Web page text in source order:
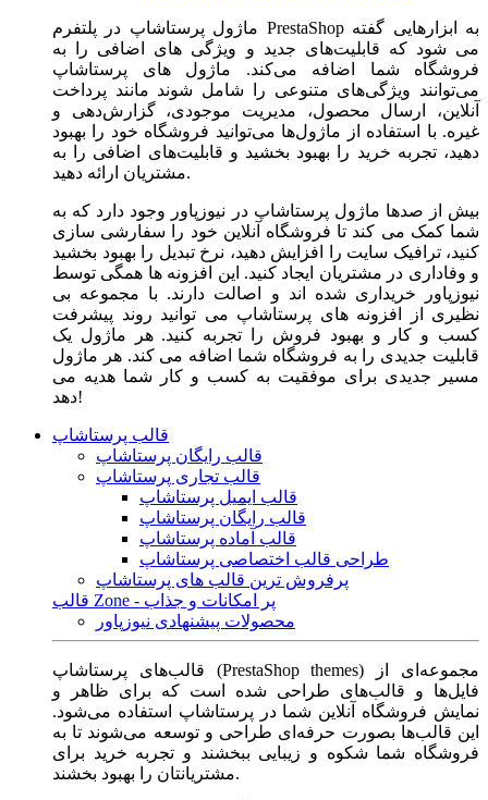
ماژول‌ پرستاشاپ در پلتفرم PrestaShop به ابزارهایی گفته
می شود که قابلیت‌های جدید و ویژگی های اضافی را به
فروشگاه شما اضافه می‌کند. ماژول های پرستاشاپ
می‌توانند ویژگی‌های متنوعی را شامل شوند مانند پرداخت
آنلاین، ارسال محصول، مدیریت موجودی، گزارش‌دهی و
غیره. با استفاده از ماژول‌ها می‌توانید فروشگاه خود را بهبود
دهید، تجربه خرید را بهبود بخشید و قابلیت‌های اضافی را به
مشتریان ارائه دهید.
بیش از صدها ماژول پرستاشاپ در نیوزپاور وجود دارد که به
شما کمک می کند تا فروشگاه آنلاین خود را سفارشی سازی
کنید، ترافیک سایت را افزایش دهید، نرخ تبدیل را بهبود بخشید
و وفاداری در مشتریان ایجاد کنید. این افزونه ها همگی توسط
نیوزپاور خریداری شده اند و اصالت دارند. با مجموعه بی
نظیری از افزونه های پرستاشاپ می توانید روند پیشرفت
کسب و کار و بهبود فروش را تجربه کنید. هر ماژول یک
قابلیت جدیدی را به فروشگاه شما اضافه می کند. هر ماژول
مسیر جدیدی برای موفقیت به کسب و کار شما هدیه می
دهد!
قالب پرستاشاپ
قالب رایگان پرستاشاپ
قالب تجاری پرستاشاپ
قالب ایمیل پرستاشاپ
قالب رایگان پرستاشاپ
قالب آماده پرستاشاپ
طراحی قالب اختصاصی پرستاشاپ
پرفروش ترین قالب های پرستاشاپ
قالب Zone - پر امکانات و جذاب
محصولات پیشنهادی نیوزپاور
قالب‌های پرستاشاپ (PrestaShop themes) مجموعه‌ای از
فایل‌ها و قالب‌های طراحی شده است که برای ظاهر و
نمایش فروشگاه آنلاین شما در پرستاشاپ استفاده می‌شود.
این قالب‌ها بصورت حرفه‌ای طراحی و توسعه می‌شوند تا به
فروشگاه شما شکوه و زیبایی ببخشند و تجربه خرید برای
مشتریانتان را بهبود بخشند.